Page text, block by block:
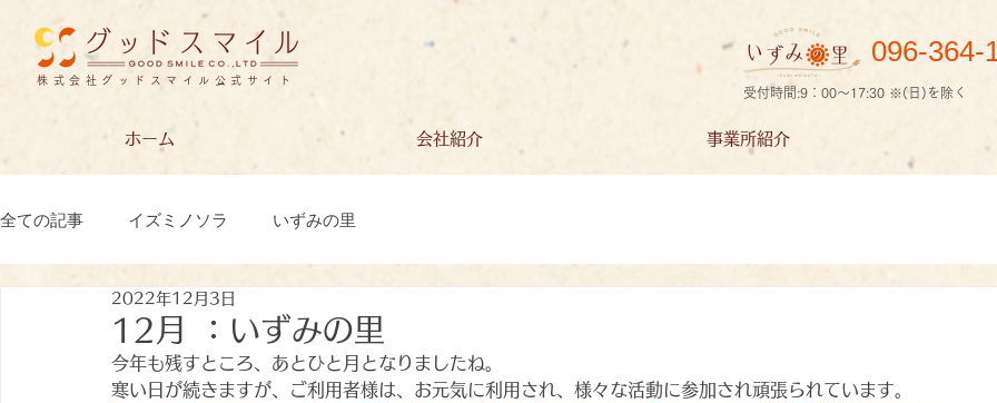
株式会社グッドスマイル公式サイト
096-364-
受付時間:9：00～17:30 ※(日)を除く
ホーム 会社紹介 事業所紹介
全ての記事 イズミノソラ いずみの里
12月 ：いずみの里
2022年12月3日
今年も残すところ、あとひと月となりましたね。
寒い日が続きますが、ご利用者様は、お元気に利用され、様々な活動に参加され頑張られています。